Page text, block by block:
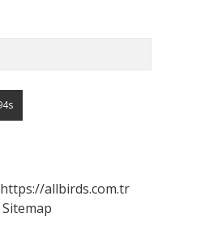
https://allbirds.com.tr
Sitemap